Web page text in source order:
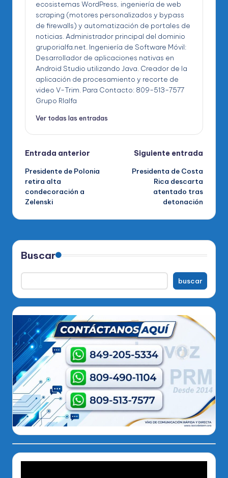
ecosistemas WordPress, ingeniería de web
scraping (motores personalizados y bypass
de firewalls) y automatización de portales de
noticias. Administrador principal del dominio
gruporialfa.net. Ingeniería de Software Móvil:
Desarrollador de aplicaciones nativas en
Android Studio utilizando Java. Creador de la
aplicación de procesamiento y recorte de
video V-Trim. Para Contacto: 809-513-7577
Grupo RIalfa
Ver todas las entradas
Navegación
de
entradas
Entrada anterior
Presidente de Polonia
retira alta
condecoración a
Zelenski
Siguiente entrada
Presidenta de Costa
Rica descarta
atentado tras
detonación
Buscar
buscar